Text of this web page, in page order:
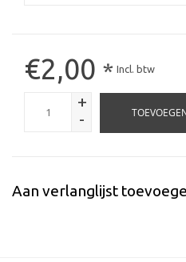
€2,00 * Incl. btw
+
-
Aan verlanglijst